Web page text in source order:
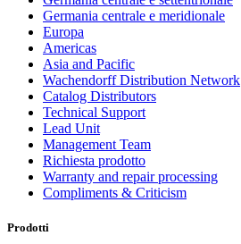
Germania centrale e meridionale
Europa
Americas
Asia and Pacific
Wachendorff Distribution Network
Catalog Distributors
Technical Support
Lead Unit
Management Team
Richiesta prodotto
Warranty and repair processing
Compliments & Criticism
Prodotti